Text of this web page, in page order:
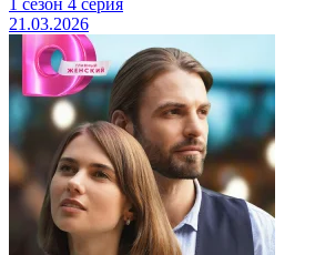
1 сезон 4 серия
21.03.2026